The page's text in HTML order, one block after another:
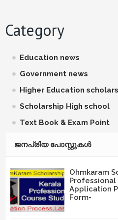
Category
Education news
Government news
Higher Education
Scholarship High school
Text Book & Exam Point
ജനപ്രിയ പോസ്റ്റുകള്‍‌
Ohmkaram
Professional
Application
Form-